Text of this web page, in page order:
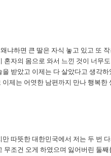
냐하면 큰 딸은 자식 놓고 있고 또
자의 몸으로 와서 느낀 것이 너무
받았고 이제는 다 살았다고 생각하
제는 어엿한 남편까지 만나 행복한
따뜻한 대한민국에서 저는 두 번
조건 오게 하였으며 잃어버린 둘